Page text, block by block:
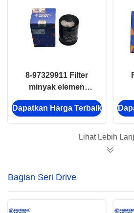
8-97329911 Filter
minyak elemen
8973099270 Bagian
Isuzu D Max 4JA1
Dapatkan Harga Terbaik
Lihat Lebih
Bagian Seri Drive